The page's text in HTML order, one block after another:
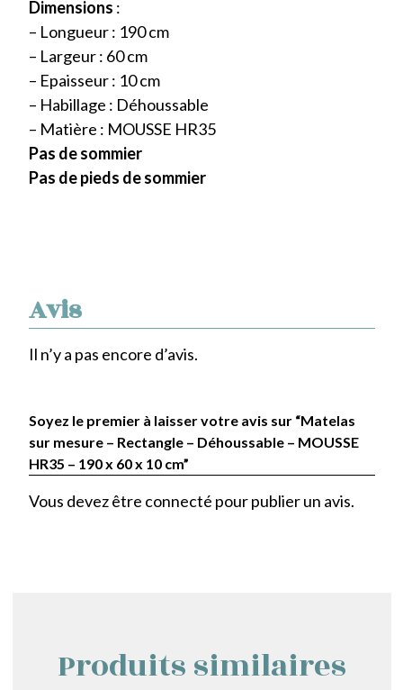
Avis
Il n’y a pas encore d’avis.
Soyez le premier à laisser votre avis sur “Matelas
sur mesure – Rectangle – Déhoussable – MOUSSE
HR35 – 190 x 60 x 10 cm”
Vous devez être connecté pour publier un avis.
Dimensions :
– Longueur : 190 cm
– Largeur : 60 cm
– Epaisseur : 10 cm
– Habillage : Déhoussable
– Matière : MOUSSE HR35
Pas de sommier
Pas de pieds de sommier
Produits similaires